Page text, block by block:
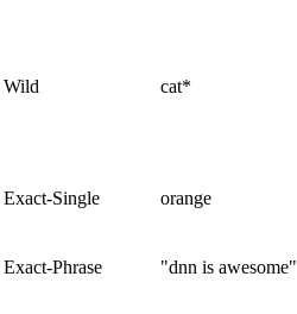
Wild cat*
Exact-Single
orange
Exact-Phrase "dnn is awesome"